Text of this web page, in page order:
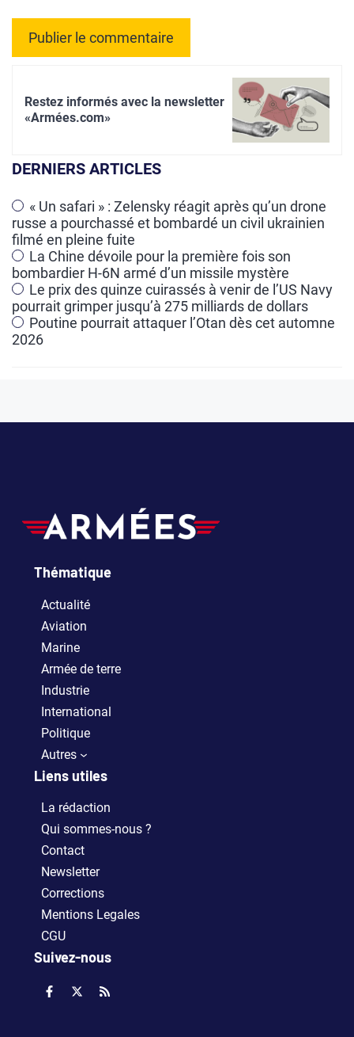
r
a
t
i
v
e
:
Restez informés avec la newsletter
«Armées.com»
DERNIERS ARTICLES
« Un safari » : Zelensky réagit après qu’un drone
russe a pourchassé et bombardé un civil ukrainien
filmé en pleine fuite
La Chine dévoile pour la première fois son
bombardier H-6N armé d’un missile mystère
Le prix des quinze cuirassés à venir de l’US Navy
pourrait grimper jusqu’à 275 milliards de dollars
Poutine pourrait attaquer l’Otan dès cet automne
2026
Thématique
Actualité
Aviation
Marine
Armée de terre
Industrie
International
Politique
Autres
Liens utiles
La rédaction
Qui sommes-nous ?
Contact
Newsletter
Corrections
Mentions Legales
CGU
Suivez-nous